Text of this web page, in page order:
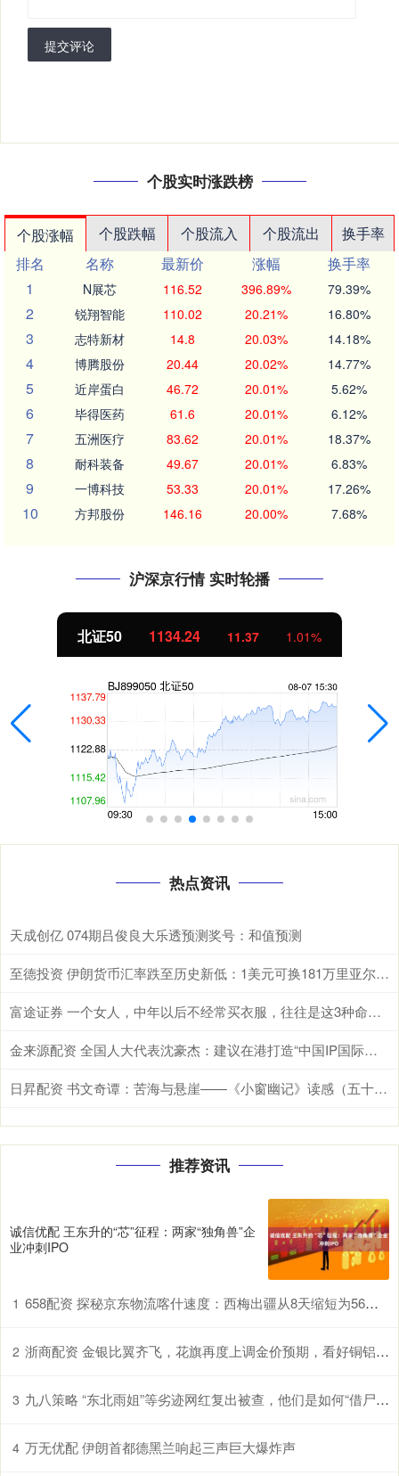
提交评论
个股实时涨跌榜
个股涨幅 个股跌幅 个股流入 个股流出
换手率
排名
名称 最新价 涨幅
换手率
1
N展芯 116.52 396.89% 79.39%
2 锐翔智能 110.02 20.21% 16.80%
3 志特新材 14.8 20.03% 14.18%
4 博腾股份 20.44 20.02% 14.77%
5 近岸蛋白 46.72 20.01% 5.62%
6 毕得医药 61.6 20.01% 6.12%
7 五洲医疗 83.62 20.01% 18.37%
8 耐科装备 49.67 20.01% 6.83%
9 一博科技 53.33 20.01% 17.26%
10 方邦股份 146.16 20.00% 7.68%
沪深京行情 实时轮播
北证50 1134.24 11.37 1.01%
热点资讯
天成创亿 074期吕俊良大乐透预测奖号：和值预测
至德投资 伊朗货币汇率跌至历史新低：1美元可换181万里亚尔！伊朗上月发行1000万面值新钞
富途证券 一个女人，中年以后不经常买衣服，往往是这3种命运，很准
金来源配资 全国人大代表沈豪杰：建议在港打造“中国IP国际授权中心”
日昇配资 书文奇谭：苦海与悬崖——《小窗幽记》读感（五十四）
推荐资讯
诚信优配 王东升的“芯”征程：两家“独角兽”企
业冲刺IPO
1 658配资 探秘京东物流喀什速度：西梅出疆从8天缩短为56小时
2 浙商配资 金银比翼齐飞，花旗再度上调金价预期，看好铜铝接棒大涨！
3 九八策略 “东北雨姐”等劣迹网红复出被查，他们是如何“借尸还魂”的？
4 万无优配 伊朗首都德黑兰响起三声巨大爆炸声